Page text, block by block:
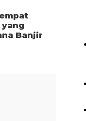
yang
Banjir